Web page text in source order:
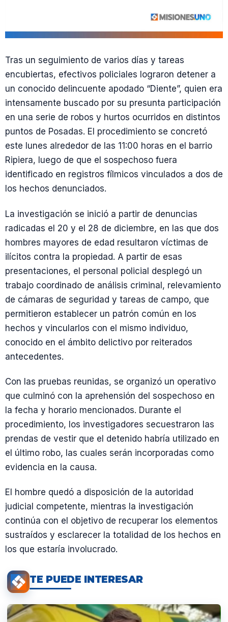
Tras un seguimiento de varios días y tareas
encubiertas, efectivos policiales lograron detener a
un conocido delincuente apodado “Diente”, quien era
intensamente buscado por su presunta participación
en una serie de robos y hurtos ocurridos en distintos
puntos de Posadas. El procedimiento se concretó
este lunes alrededor de las 11:00 horas en el barrio
Ripiera, luego de que el sospechoso fuera
identificado en registros fílmicos vinculados a dos de
los hechos denunciados.
La investigación se inició a partir de denuncias
radicadas el 20 y el 28 de diciembre, en las que dos
hombres mayores de edad resultaron víctimas de
ilícitos contra la propiedad. A partir de esas
presentaciones, el personal policial desplegó un
trabajo coordinado de análisis criminal, relevamiento
de cámaras de seguridad y tareas de campo, que
permitieron establecer un patrón común en los
hechos y vincularlos con el mismo individuo,
conocido en el ámbito delictivo por reiterados
antecedentes.
Con las pruebas reunidas, se organizó un operativo
que culminó con la aprehensión del sospechoso en
la fecha y horario mencionados. Durante el
procedimiento, los investigadores secuestraron las
prendas de vestir que el detenido habría utilizado en
el último robo, las cuales serán incorporadas como
evidencia en la causa.
El hombre quedó a disposición de la autoridad
judicial competente, mientras la investigación
continúa con el objetivo de recuperar los elementos
sustraídos y esclarecer la totalidad de los hechos en
los que estaría involucrado.
TE PUEDE INTERESAR